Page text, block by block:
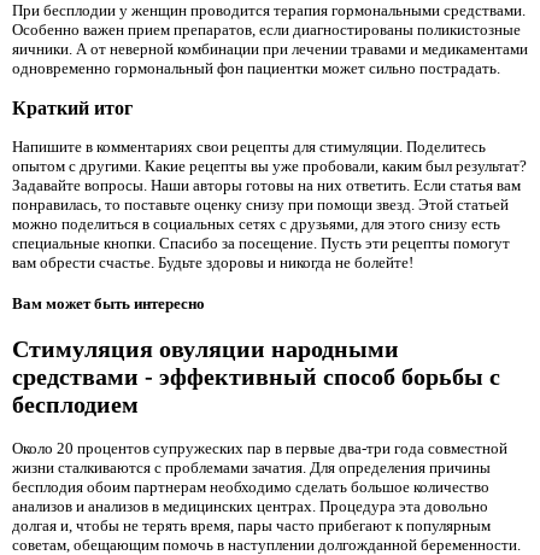
При бесплодии у женщин проводится терапия гормональными средствами.
Особенно важен прием препаратов, если диагностированы поликистозные
яичники. А от неверной комбинации при лечении травами и медикаментами
одновременно гормональный фон пациентки может сильно пострадать.
Краткий итог
Напишите в комментариях свои рецепты для стимуляции. Поделитесь
опытом с другими. Какие рецепты вы уже пробовали, каким был результат?
Задавайте вопросы. Наши авторы готовы на них ответить. Если статья вам
понравилась, то поставьте оценку снизу при помощи звезд. Этой статьей
можно поделиться в социальных сетях с друзьями, для этого снизу есть
специальные кнопки. Спасибо за посещение. Пусть эти рецепты помогут
вам обрести счастье. Будьте здоровы и никогда не болейте!
Вам может быть интересно
Стимуляция овуляции народными
средствами - эффективный способ борьбы с
бесплодием
Около 20 процентов супружеских пар в первые два-три года совместной
жизни сталкиваются с проблемами зачатия. Для определения причины
бесплодия обоим партнерам необходимо сделать большое количество
анализов и анализов в медицинских центрах. Процедура эта довольно
долгая и, чтобы не терять время, пары часто прибегают к популярным
советам, обещающим помочь в наступлении долгожданной беременности.